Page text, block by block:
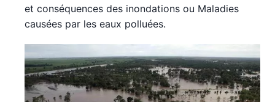
et conséquences des inondations ou Maladies
causées par les eaux polluées.